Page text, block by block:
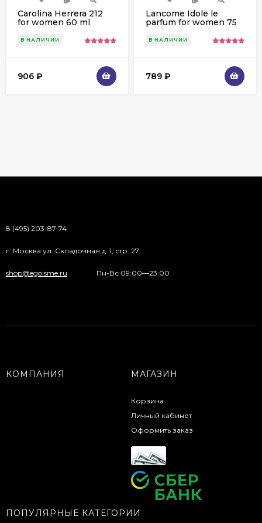
Carolina Herrera 212
for women 60 ml
В НАЛИЧИИ
906 ₽
Lancome Idole le
parfum for women 75
В НАЛИЧИИ
789 ₽
8 (495) 203-87-74
г. Москва ул. Складочная д. 1, стр. 27.
shop@egoisme.ru Пн-Вс 09:00—23:00
КОМПАНИЯ МАГАЗИН
Корзина
Личный кабинет
Оформить заказ
ПОПУЛЯРНЫЕ КАТЕГОРИИ